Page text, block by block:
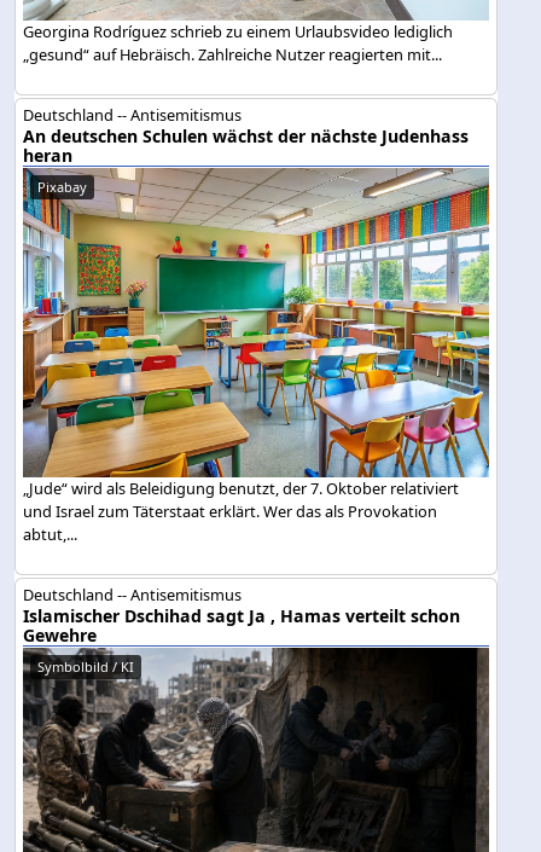
Georgina Rodríguez schrieb zu einem Urlaubsvideo lediglich
„gesund“ auf Hebräisch. Zahlreiche Nutzer reagierten mit...
Deutschland -- Antisemitismus
An deutschen Schulen wächst der nächste Judenhass
heran
Pixabay
„Jude“ wird als Beleidigung benutzt, der 7. Oktober relativiert
und Israel zum Täterstaat erklärt. Wer das als Provokation
abtut,...
Deutschland -- Antisemitismus
Islamischer Dschihad sagt Ja , Hamas verteilt schon
Gewehre
Symbolbild / KI